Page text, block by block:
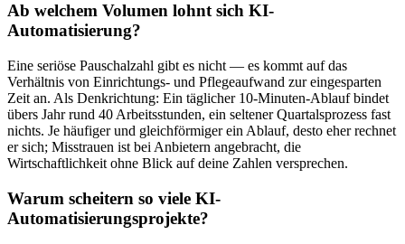
Ab welchem Volumen lohnt sich KI-
Automatisierung?
Eine seriöse Pauschalzahl gibt es nicht — es kommt auf das
Verhältnis von Einrichtungs- und Pflegeaufwand zur eingesparten
Zeit an. Als Denkrichtung: Ein täglicher 10-Minuten-Ablauf bindet
übers Jahr rund 40 Arbeitsstunden, ein seltener Quartalsprozess fast
nichts. Je häufiger und gleichförmiger ein Ablauf, desto eher rechnet
er sich; Misstrauen ist bei Anbietern angebracht, die
Wirtschaftlichkeit ohne Blick auf deine Zahlen versprechen.
Warum scheitern so viele KI-
Automatisierungsprojekte?